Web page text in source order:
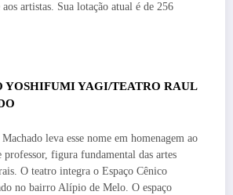
artistas. Sua lotação atual é de 256
YOSHIFUMI YAGI/TEATRO RAUL
leva esse nome em homenagem ao
professor, figura fundamental das artes
O teatro integra o Espaço Cênico
no bairro Alípio de Melo. O espaço